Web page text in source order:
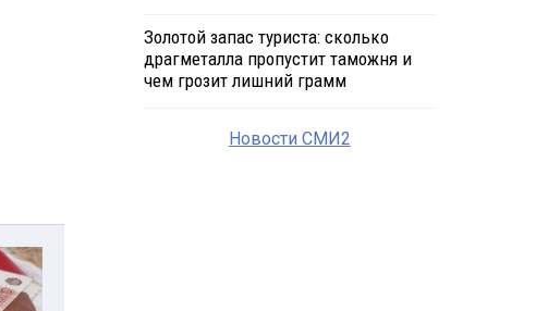
Золотой запас туриста: сколько
драгметалла пропустит таможня и
чем грозит лишний грамм
Новости СМИ2